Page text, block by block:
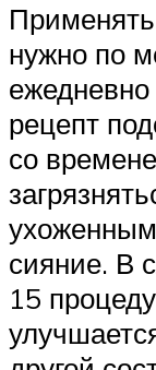
нужно по
рецепт
со
сияние. В
15